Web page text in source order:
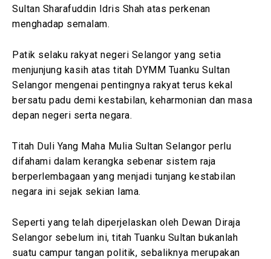
Sultan Sharafuddin Idris Shah atas perkenan
menghadap semalam.
Patik selaku rakyat negeri Selangor yang setia
menjunjung kasih atas titah DYMM Tuanku Sultan
Selangor mengenai pentingnya rakyat terus kekal
bersatu padu demi kestabilan, keharmonian dan masa
depan negeri serta negara.
Titah Duli Yang Maha Mulia Sultan Selangor perlu
difahami dalam kerangka sebenar sistem raja
berperlembagaan yang menjadi tunjang kestabilan
negara ini sejak sekian lama.
Seperti yang telah diperjelaskan oleh Dewan Diraja
Selangor sebelum ini, titah Tuanku Sultan bukanlah
suatu campur tangan politik, sebaliknya merupakan